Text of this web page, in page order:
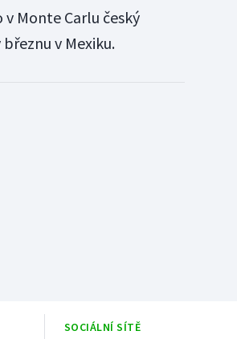
Monte Carlu český
v Mexiku.
SOCIÁLNÍ SÍTĚ